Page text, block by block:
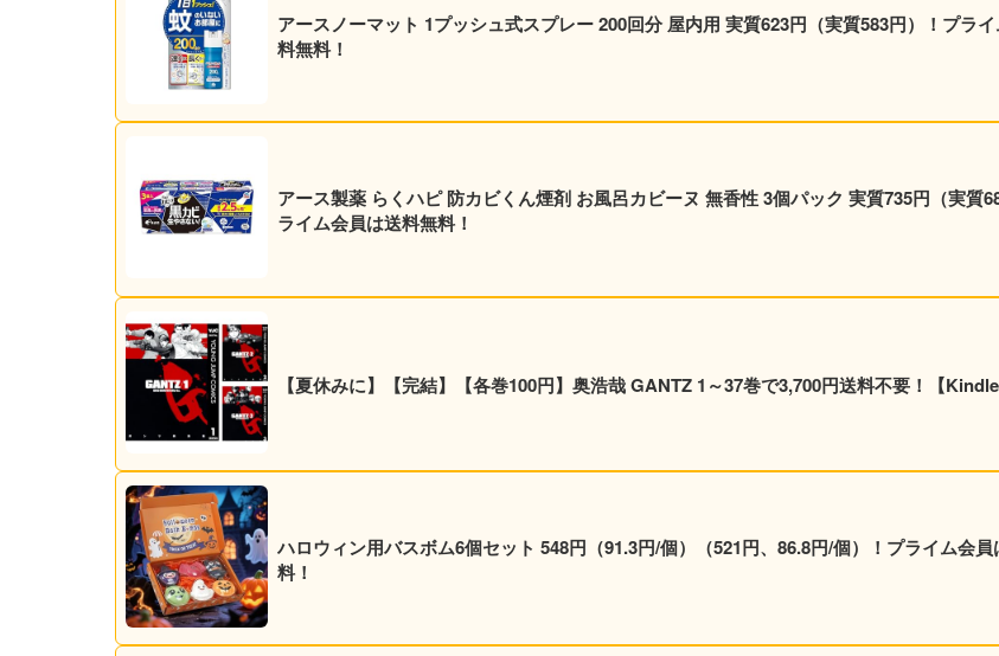
アースノーマット 1プッシュ式スプレー 200回分 屋内用 実質623円（実質583円）！プラ
料無料！
アース製薬 らくハピ 防カビくん煙剤 お風呂カビーヌ 無香性 3個パック 実質735円（実質687円）！プ
ライム会員は送料無料！
【夏休みに】【完結】【各巻100円】奥浩哉 GANTZ 1～37巻で3,700円送料不要！【Kindle
ハロウィン用バスボム6個セット 548円（91.3円/個）（521円、86.8円/個）！プライム会
料！